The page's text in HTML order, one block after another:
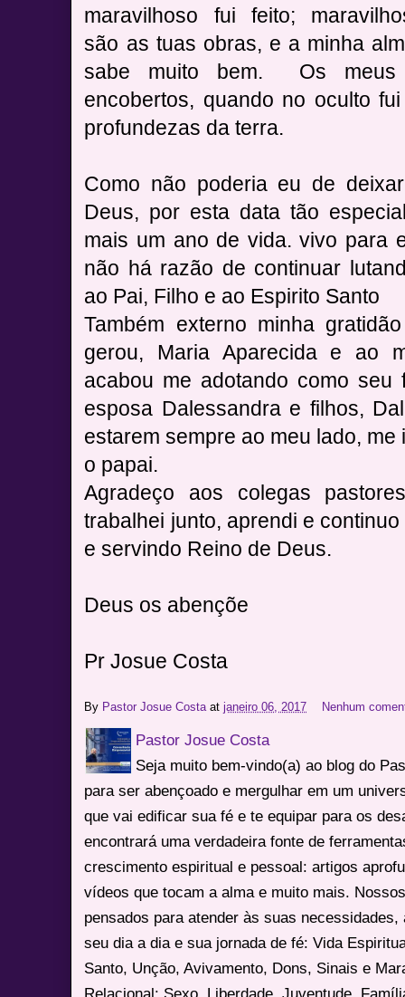
maravilhoso fui feito;
são as tuas obras, e a minha
sabe muito bem.
Os meus
encobertos, quando no oculto
profundezas da terra.
Como não poderia eu de
Deus, por esta data tão
mais um ano de vida. vivo para
não há razão de continuar
ao Pai, Filho e ao Espirito Santo
Também externo minha
gerou, Maria Aparecida e ao
acabou me adotando como seu
esposa Dalessandra e filhos,
estarem sempre ao meu lado,
o papai.
Agradeço aos colegas
trabalhei junto, aprendi e
e servindo Reino de Deus.
Deus os abençõe
Pr Josue Costa
By Pastor Josue Costa atjaneiro 06, 2017 Nenhum
Pastor Josue Costa
Seja muito bem-vindo(a) ao blog do
para ser abençoado e mergulhar em um
que vai edificar sua fé e te equipar para os
encontrará uma verdadeira fonte de
crescimento espiritual e pessoal: artigos
vídeos que tocam a alma e muito mais.
pensados para atender às suas
seu dia a dia e sua jornada de fé: Vida
Santo, Unção, Avivamento, Dons, Sinais e
Relacional: Sexo, Liberdade, Juventude,